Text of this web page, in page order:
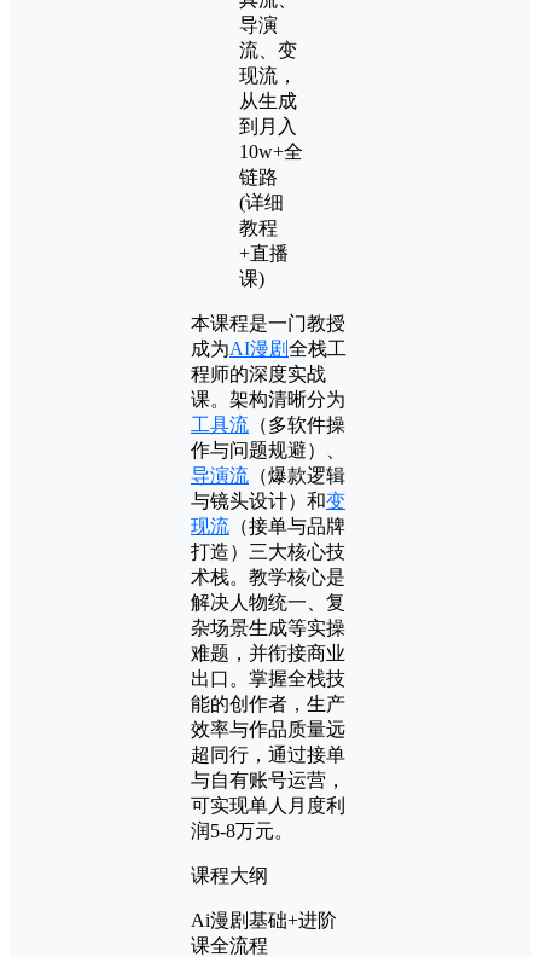
本课程是一门教授
成为AI漫剧全栈工
程师的深度实战
课。架构清晰分为
工具流 （多软件操
作与问题规避）、
导演流 （爆款逻辑
与镜头设计）和变
现流 （接单与品牌
打造）三大核心技
术栈。教学核心是
解决人物统一、复
杂场景生成等实操
难题，并衔接商业
出口。掌握全栈技
能的创作者，生产
效率与作品质量远
超同行，通过接单
与自有账号运营，
可实现单人月度利
润5-8万元。
课程大纲
Ai漫剧基础+进阶
课全流程